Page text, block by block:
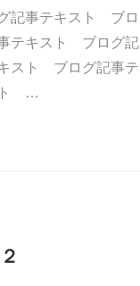
記事テキスト ブロ
テキスト ブログ記
スト ブログ記事テ
ト …